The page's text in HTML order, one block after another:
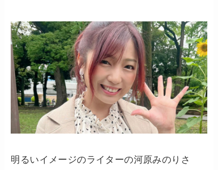
明るいイメージのライターの河原みのりさ